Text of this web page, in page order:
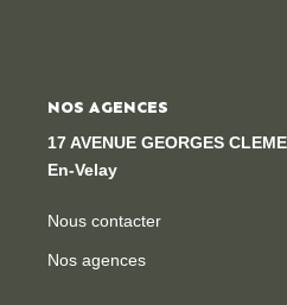
NOS AGENCES
17 AVENUE GEORGES
En-Velay
Nous contacter
Nos agences